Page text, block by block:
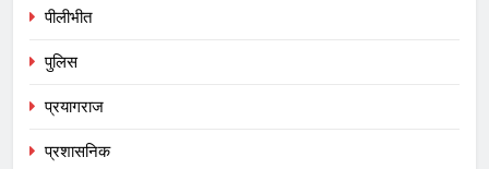
पीलीभीत
पुलिस
प्रयागराज
प्रशासनिक